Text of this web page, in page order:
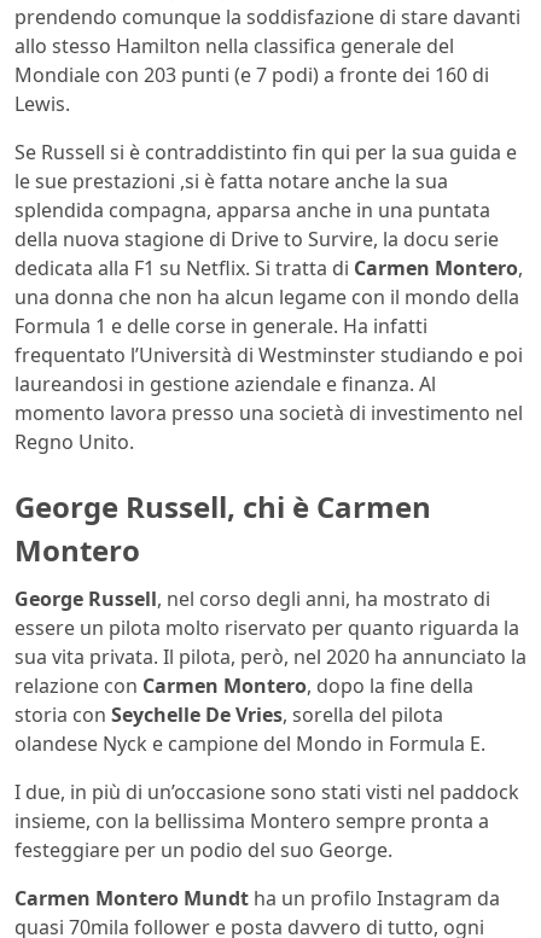
prendendo comunque la soddisfazione di stare davanti
allo stesso Hamilton nella classifica generale del
Mondiale con 203 punti (e 7 podi) a fronte dei 160 di
Lewis.
Se Russell si è contraddistinto fin qui per la sua guida e
le sue prestazioni ,si è fatta notare anche la sua
splendida compagna, apparsa anche in una puntata
della nuova stagione di Drive to Survire, la docu serie
dedicata alla F1 su Netflix. Si tratta di Carmen Montero,
una donna che non ha alcun legame con il mondo della
Formula 1 e delle corse in generale. Ha infatti
frequentato l’Università di Westminster studiando e poi
laureandosi in gestione aziendale e finanza. Al
momento lavora presso una società di investimento nel
Regno Unito.
George Russell, chi è Carmen
Montero
George Russell, nel corso degli anni, ha mostrato di
essere un pilota molto riservato per quanto riguarda la
sua vita privata. Il pilota, però, nel 2020 ha annunciato la
relazione con Carmen Montero, dopo la fine della
storia con Seychelle De Vries, sorella del pilota
olandese Nyck e campione del Mondo in Formula E.
I due, in più di un’occasione sono stati visti nel paddock
insieme, con la bellissima Montero sempre pronta a
festeggiare per un podio del suo George.
Carmen Montero Mundt ha un profilo Instagram da
quasi 70mila follower e posta davvero di tutto, ogni